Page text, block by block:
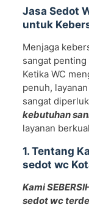
Jasa Sedot
untuk
Menjaga
sangat
Ketika WC
penuh, layanan
sangat
kebutuhan
layanan
1. Tentang
sedot wc
Kami
sedot wc